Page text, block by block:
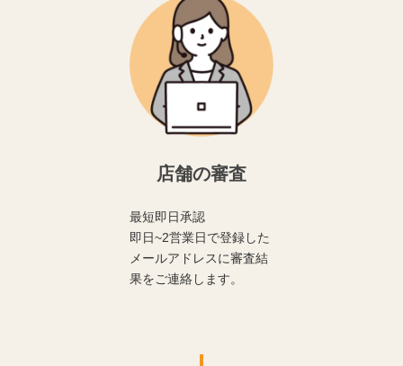
店舗の審査
最短即日承認
即日~2営業日で登録した
メールアドレスに審査結
果をご連絡します。